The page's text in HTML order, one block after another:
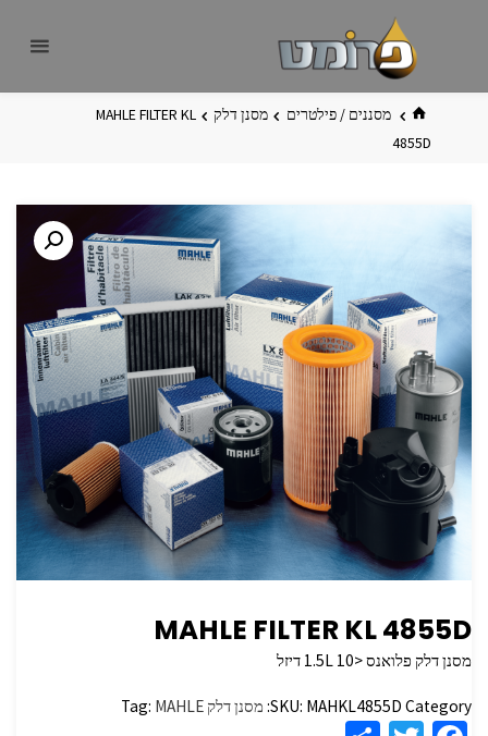
בית מסננים / פילטרים מסנן דלק
MAHLE FILTER KL
4855D
MAHLE FILTER KL 4855D
מסנן דלק פלואנס <1.5L 10 דיזל
SKU: MAHKL4855D Category: מסנן דלק Tag: MAHLE